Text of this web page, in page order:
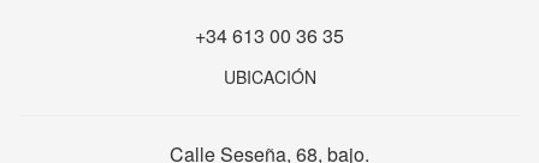
+34 613 00 36 35
UBICACIÓN
Calle Seseña, 68, bajo.